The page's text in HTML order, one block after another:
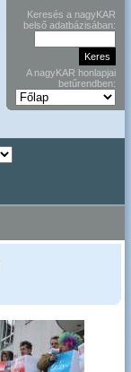
Keresés a nagyKAR
belső adatbázisában:
A nagyKAR honlapjai
betűrendben: